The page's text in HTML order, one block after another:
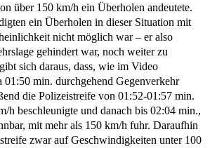
über 150 km/h ein Überholen andeutete.
ein Überholen in dieser Situation mit
nicht möglich war – er also
gehindert war, noch weiter zu
sich daraus, dass, wie im Video
01:50 min. durchgehend Gegenverkehr
die Polizeistreife von 01:52-01:57 min.
h beschleunigte und danach bis 02:04 min.,
mit mehr als 150 km/h fuhr. Daraufhin
zwar auf Geschwindigkeiten unter 100